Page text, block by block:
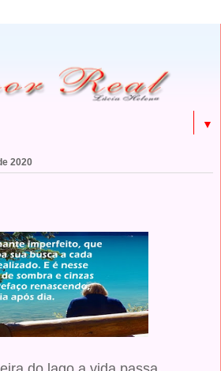
▼
2020